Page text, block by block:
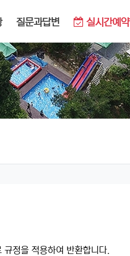
질문과답변 실시간예약
정을 적용하여 반환합니다.